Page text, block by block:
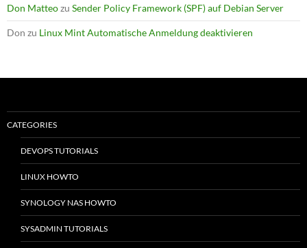
Don Matteozu Sender Policy Framework (SPF) auf Debian Server
Don zu Linux Mint Automatische Anmeldung deaktivieren
CATEGORIES
DEVOPS TUTORIALS
LINUX HOWTO
SYNOLOGY NAS HOWTO
SYSADMIN TUTORIALS